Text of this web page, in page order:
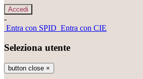
-
Entra con SPID Entra con CIE
Seleziona utente
button close ×